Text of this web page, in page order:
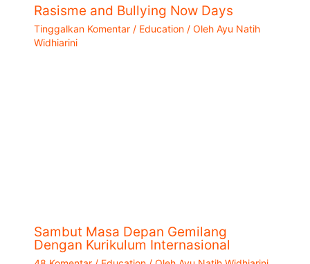
Rasisme and Bullying Now Days
Tinggalkan Komentar / Education/ Oleh Ayu Natih
Widhiarini
Sambut Masa Depan Gemilang
Dengan Kurikulum Internasional